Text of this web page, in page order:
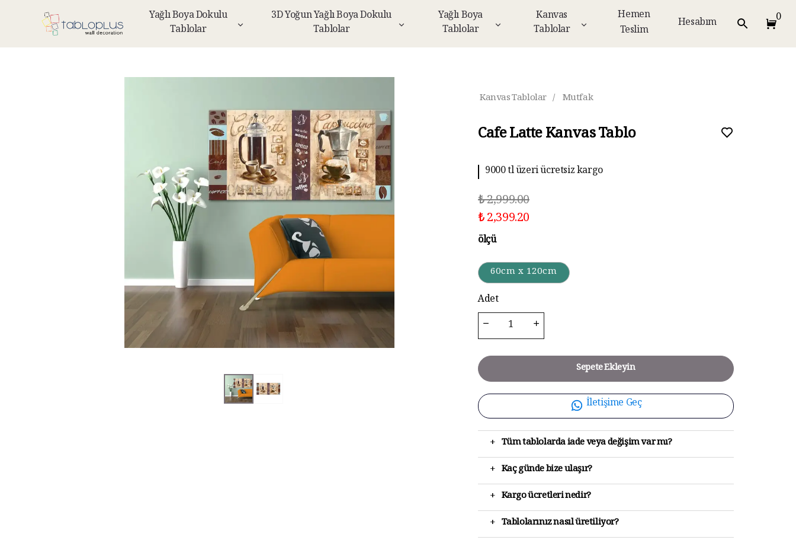
Yağlı Boya Dokulu
Tablolar
3D Yoğun Yağlı Boya Dokulu
Tablolar
Yağlı Boya
Tablolar
Kanvas
Tablolar
Hemen
Teslim
Hesabım 0
Kanvas Tablolar / Mutfak
Cafe Latte Kanvas Tablo
9000 tl üzeri ücretsiz kargo
₺ 2,999.00
₺ 2,399.20
ölçü
60cm x 120cm
Adet
Sepete Ekleyin
İletişime Geç
+ Tüm tablolarda iade veya değişim var mı?
+ Kaç günde bize ulaşır?
+ Kargo ücretleri nedir?
+ Tablolarınız nasıl üretiliyor?